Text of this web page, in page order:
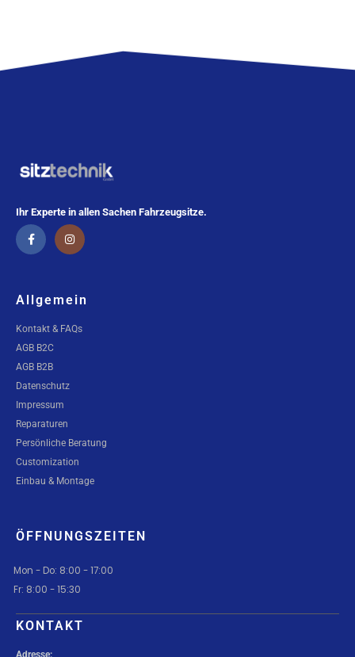
Ihr Experte in allen Sachen Fahrzeugsitze.
Allgemein
Kontakt & FAQs
AGB B2C
AGB B2B
Datenschutz
Impressum
Reparaturen
Persönliche Beratung
Customization
Einbau & Montage
ÖFFNUNGSZEITEN
Mon - Do: 8:00 - 17:00
Fr: 8:00 - 15:30
KONTAKT
Adresse: